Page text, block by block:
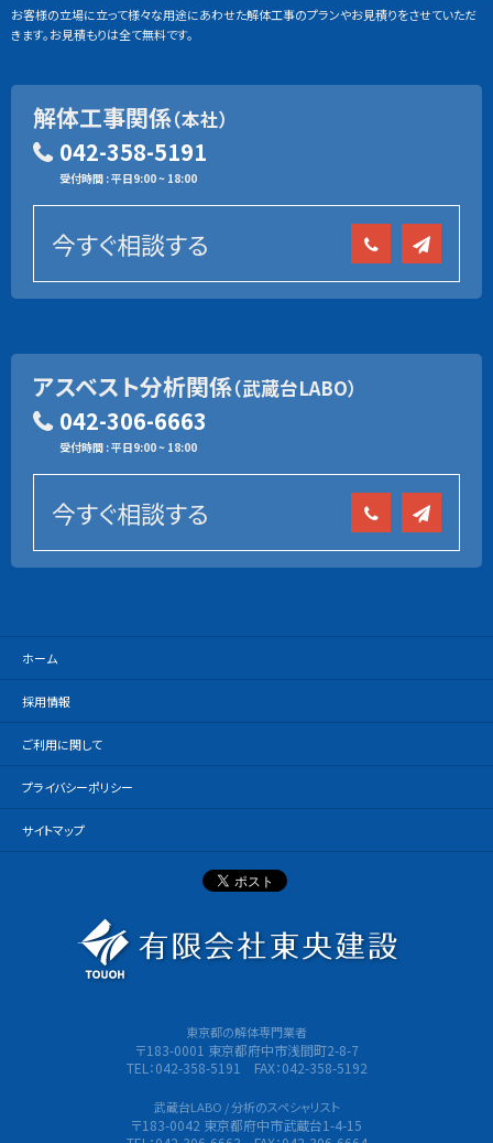
お客様の立場に立って様々な用途にあわせた解体工事のプランやお見積りをさせていただ
きます。お見積もりは全て無料です。
解体工事関係（本社）
042-358-5191
受付時間 : 平日9:00 ~ 18:00
今すぐ相談する
アスベスト分析関係（武蔵台LABO）
042-306-6663
受付時間 : 平日9:00 ~ 18:00
今すぐ相談する
ホーム
採用情報
ご利用に関して
プライバシーポリシー
サイトマップ
東京都の解体専門業者
〒183-0001 東京都府中市浅間町2-8-7
TEL：042-358-5191 FAX：042-358-5192
武蔵台LABO / 分析のスペシャリスト
〒183-0042 東京都府中市武蔵台1-4-15